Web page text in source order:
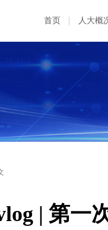
首页 人大概
| 第一